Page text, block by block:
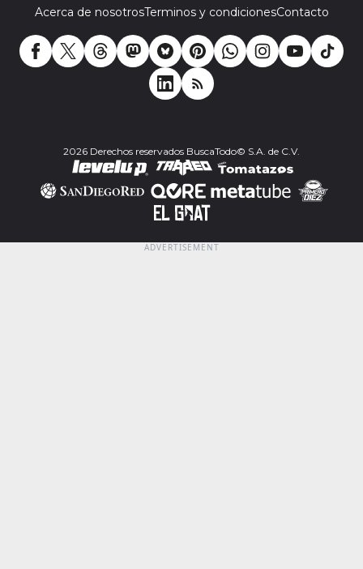
Acerca de nosotrosTerminos y condicionesContacto
2026 Derechos reservados BuscaTodo© S.A. de C.V.